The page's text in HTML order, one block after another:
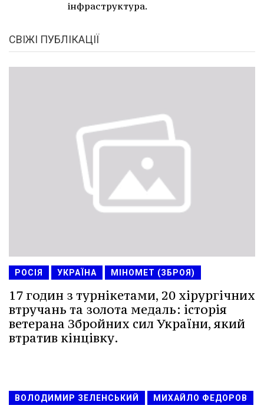
інфраструктура.
СВІЖІ ПУБЛІКАЦІЇ
РОСІЯ УКРАЇНА МІНОМЕТ (ЗБРОЯ)
17 годин з турнікетами, 20 хірургічних
втручань та золота медаль: історія
ветерана Збройних сил України, який
втратив кінцівку.
ВОЛОДИМИР ЗЕЛЕНСЬКИЙ МИХАЙЛО ФЕДОРОВ